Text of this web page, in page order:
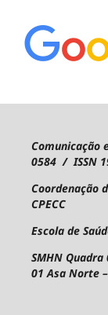
Comunicação
0584 / ISSN
Coordenação
CPECC
Escola de
SMHN
01 Asa Norte